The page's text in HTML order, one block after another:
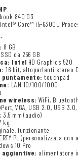
840 G3
Intel® Core™ i5-6300U
8 GB
SSD da 256 GB
Intel HD Graphics 520
16 bit, altoparlanti stereo
touchpad
LAN 10/100/1000
wireless: WiFi, Bluetooth
VGA, USB 2.0, USB
mm (audio)
kg
funzionante
PL (personalizzata con
10 Pro
alimentatore